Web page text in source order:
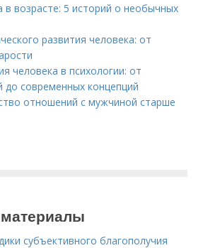
в возрасте: 5 историй о необычных
развития человека: от
человека в психологии: от
до современных концепций
отношений с мужчиной старше
субъективного благополучия